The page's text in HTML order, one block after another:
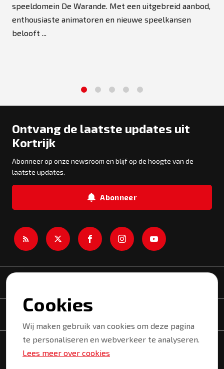
speeldomein De Warande. Met een uitgebreid aanbod,
enthousiaste animatoren en nieuwe speelkansen
belooft ...
Ontvang de laatste updates uit
Kortrijk
Abonneer op onze newsroom en blijf op de hoogte van de
laatste updates.
Abonneer
Onderwerpen
Copyright © 2026 Kortrijk. Alle rechten voorbehouden.
Privacyverklaring Gebruiksvoorwaarden
Cookies
Wij maken gebruik van cookies om deze pagina
te personaliseren en webverkeer te analyseren.
Lees meer over cookies